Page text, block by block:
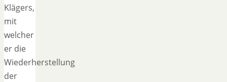
Klägers,
mit
welcher
er die
Wiederherstellung
der